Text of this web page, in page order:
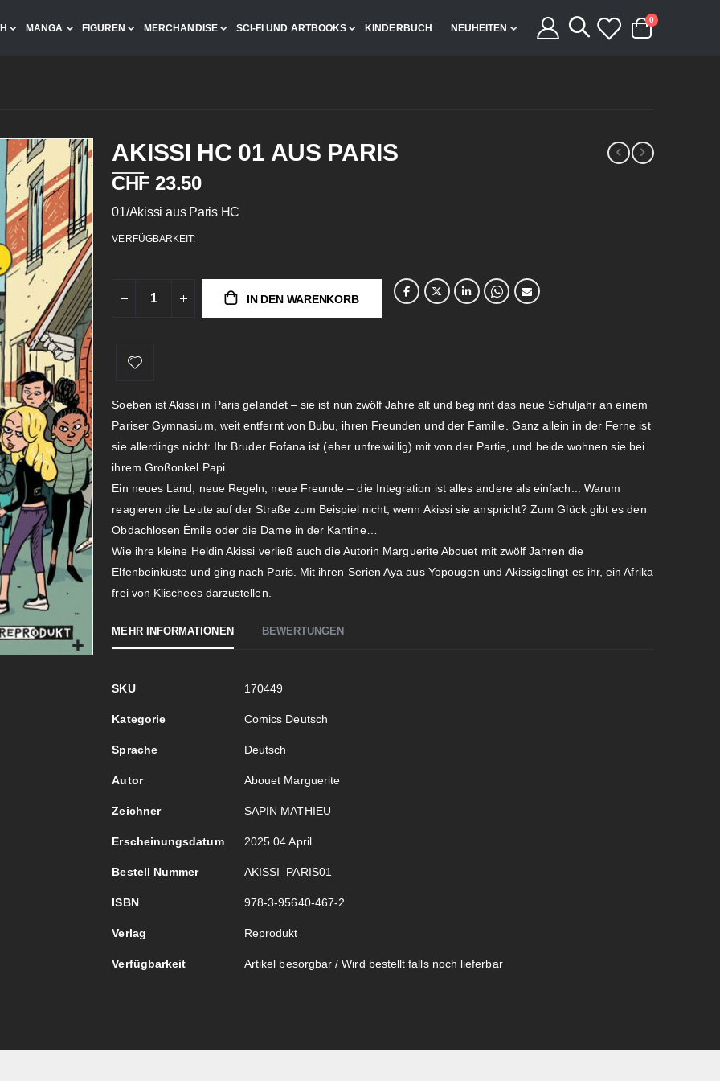
MANGA FIGUREN MERCHANDISE SCI-FI UND ARTBOOKS KINDERBUCH NEUHEITEN
Cart
0 Artikel
AKISSI HC 01 AUS PARIS
CHF 23.50
01/Akissi aus Paris HC
VERFÜGBARKEIT:
IN DEN WARENKORB
Soeben ist Akissi in Paris gelandet – sie ist nun zwölf Jahre alt und beginnt das neue Schuljahr an einem
Pariser Gymnasium, weit entfernt von Bubu, ihren Freunden und der Familie. Ganz allein in der Ferne ist
sie allerdings nicht: Ihr Bruder Fofana ist (eher unfreiwillig) mit von der Partie, und beide wohnen sie bei
ihrem Großonkel Papi.
Ein neues Land, neue Regeln, neue Freunde – die Integration ist alles andere als einfach... Warum
reagieren die Leute auf der Straße zum Beispiel nicht, wenn Akissi sie anspricht? Zum Glück gibt es den
Obdachlosen Émile oder die Dame in der Kantine…
Wie ihre kleine Heldin Akissi verließ auch die Autorin Marguerite Abouet mit zwölf Jahren die
Elfenbeinküste und ging nach Paris. Mit ihren Serien Aya aus Yopougon und Akissigelingt es ihr, ein Afrika
frei von Klischees darzustellen.
MEHR INFORMATIONEN
Mehr
SKU 170449
Kategorie Comics Deutsch
Sprache Deutsch
Autor Abouet Marguerite
Zeichner SAPIN MATHIEU
Erscheinungsdatum 2025 04 April
Bestell Nummer AKISSI_PARIS01
ISBN 978-3-95640-467-2
Verlag Reprodukt
Verfügbarkeit Artikel besorgbar / Wird bestellt falls noch lieferbar
BEWERTUNGEN